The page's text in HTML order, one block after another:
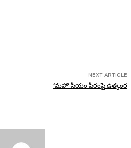
NEXT ARTICLE
‘మహా‘ సీయం పీఠంపై ఉత్కంఠ